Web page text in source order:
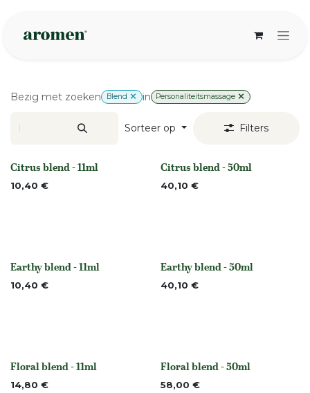
Bezig met zoeken Blend in Personaliteitsmassage
Sorteer op Filters
None
Citrus blend - 11ml
10,40 € None
Citrus blend - 50ml
40,10 €
None
Earthy blend - 11ml
10,40 € None
Earthy blend - 50ml
40,10 €
None
Floral blend - 11ml
14,80 € None
Floral blend - 50ml
58,00 €